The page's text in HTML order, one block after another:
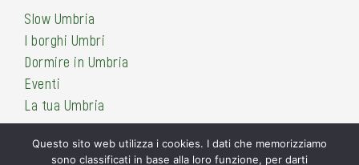
Slow Umbria
I borghi Umbri
Dormire in Umbria
Eventi
La tua Umbria
Questo sito web utilizza i cookies. I dati che memorizziamo
sono classificati in base alla loro funzione, per darti